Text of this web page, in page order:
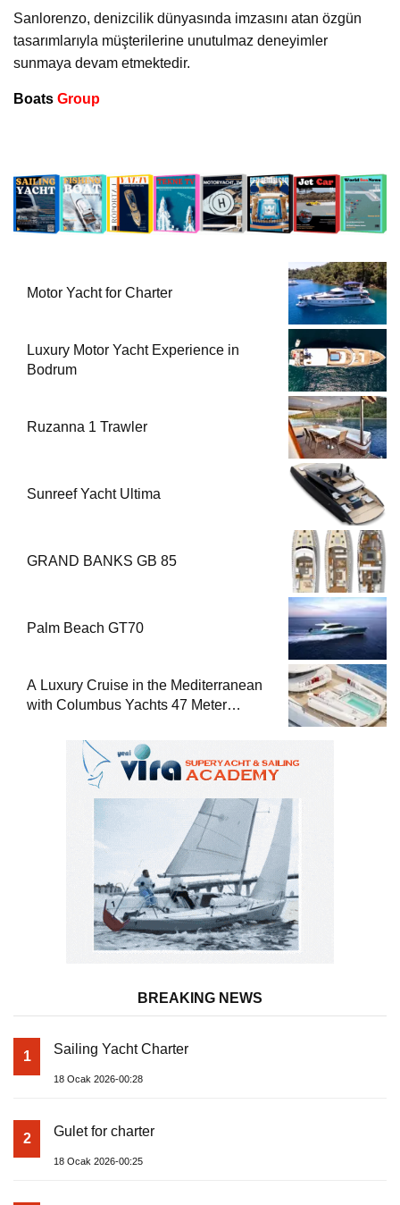
Sanlorenzo, denizcilik dünyasında imzasını atan özgün
tasarımlarıyla müşterilerine unutulmaz deneyimler
sunmaya devam etmektedir.
Boats Group
Motor Yacht for Charter
Luxury Motor Yacht Experience in
Bodrum
Ruzanna 1 Trawler
Sunreef Yacht Ultima
GRAND BANKS GB 85
Palm Beach GT70
A Luxury Cruise in the Mediterranean
with Columbus Yachts 47 Meter
BREAKING NEWS
1 Sailing Yacht Charter
18 Ocak 2026-00:28
2 Gulet for charter
18 Ocak 2026-00:25